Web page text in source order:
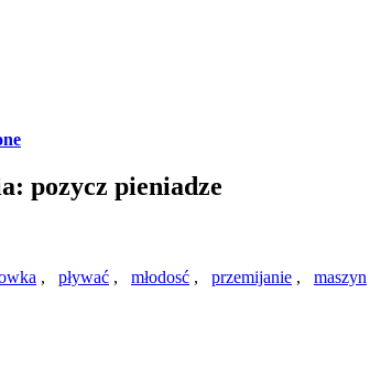
pozycz pieniadze
, pływać , młodosć , przemijanie , maszyn